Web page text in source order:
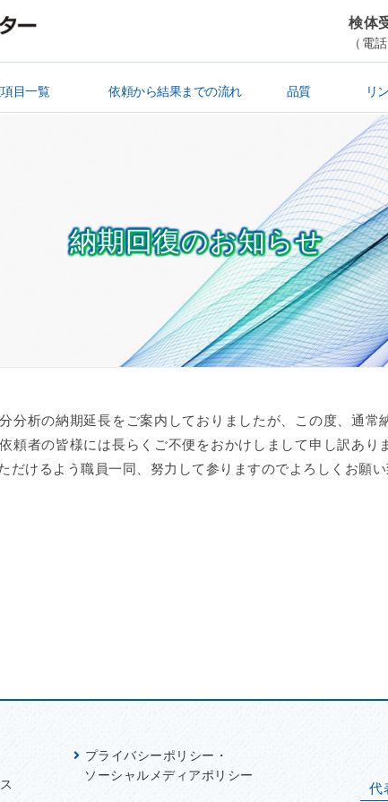
検体
（電
目一覧
栄養成分表示
残留農薬・貝毒
金属・有害成分
放射能
飼料
機能性成分
食品微生物
賞味・消費期限
食品製造規格
清涼飲料水・ミネラルウォーター
衛生検査・研修
検便
飲料水
ビル管・その他
簡易専用水道
水質
土壌・産業廃棄物
シックハウス・悪臭・ばい煙
肥料
医薬品試験
依頼から結果までの流れ
依頼書作成
検体送付～結果書受取
品質
ISO/IEC17025
水道GLP
リ
納期回復のお知らせ
分析の納期延長をご案内しておりましたが、この度、通常
頼者の皆様には長らくご不便をおかけしまして申し訳あり
だけるよう職員一同、努力して参りますのでよろしくお願い
プライバシーポリシー・
ソーシャルメディアポリシー
代